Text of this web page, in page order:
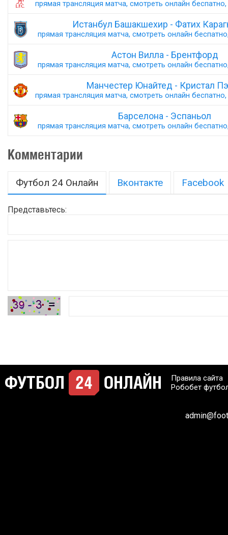
прямая трансляция матча, смотреть онлайн
Истанбул Башакшехир - Фатих
прямая трансляция матча, смотреть онлайн
Астон Вилла - Брентфорд
прямая трансляция матча, смотреть онлайн
Манчестер Юнайтед - Кристал
прямая трансляция матча, смотреть онлайн
Барселона - Эспаньол
прямая трансляция матча, смотреть онлайн
Комментарии
Футбол 24 Онлайн Вконтакте Facebook
Представьтесь:
Правила сайта
Робобет